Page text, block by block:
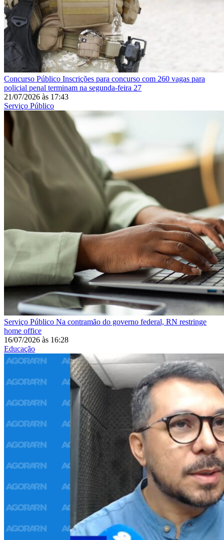
Concurso Público Inscrições para concurso com 260 vagas para
policial penal terminam na segunda-feira 27
21/07/2026 às 17:43
Serviço Público
Serviço Público Na contramão do governo federal, RN restringe
home office
16/07/2026 às 16:28
Educação